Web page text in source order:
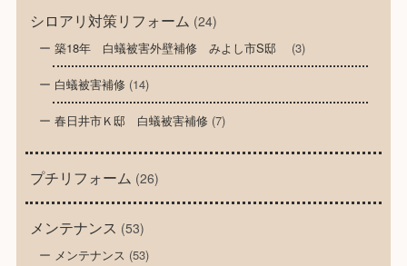
シロアリ対策リフォーム (24)
築18年 白蟻被害外壁補修 みよし市S邸 (3)
白蟻被害補修(14)
春日井市Ｋ邸 白蟻被害補修(7)
プチリフォーム (26)
メンテナンス (53)
メンテナンス (53)